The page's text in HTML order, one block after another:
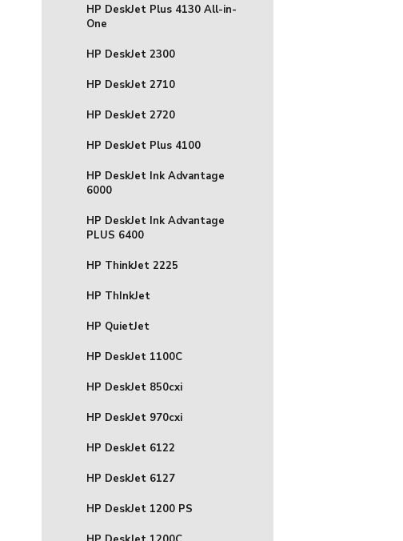
HP DeskJet Plus 4130 All-in-
One
HP DeskJet 2300
HP DeskJet 2710
HP DeskJet 2720
HP DeskJet Plus 4100
HP DeskJet Ink Advantage
6000
HP DeskJet Ink Advantage
PLUS 6400
HP ThinkJet 2225
HP ThInkJet
HP QuietJet
HP DeskJet 1100C
HP DeskJet 850cxi
HP DeskJet 970cxi
HP DeskJet 6122
HP DeskJet 6127
HP DeskJet 1200 PS